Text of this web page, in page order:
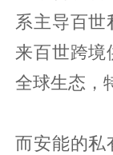
系主导百
来百世跨境
全球生态，
而安能的私